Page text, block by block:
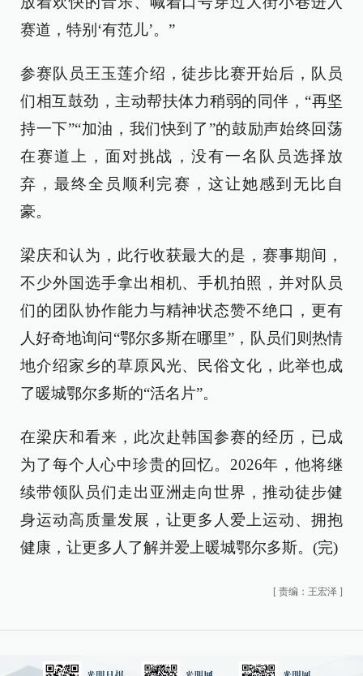
赛道，特别‘有范儿’。”
参赛队员王玉莲介绍，徒步比赛开始后，队员
们相互鼓劲，主动帮扶体力稍弱的同伴，“再坚
持一下”“加油，我们快到了”的鼓励声始终回荡
在赛道上，面对挑战，没有一名队员选择放
弃，最终全员顺利完赛，这让她感到无比自
豪。
梁庆和认为，此行收获最大的是，赛事期间，
不少外国选手拿出相机、手机拍照，并对队员
们的团队协作能力与精神状态赞不绝口，更有
人好奇地询问“鄂尔多斯在哪里”，队员们则热情
地介绍家乡的草原风光、民俗文化，此举也成
了暖城鄂尔多斯的“活名片”。
在梁庆和看来，此次赴韩国参赛的经历，已成
为了每个人心中珍贵的回忆。2026年，他将继
续带领队员们走出亚洲走向世界，推动徒步健
身运动高质量发展，让更多人爱上运动、拥抱
健康，让更多人了解并爱上暖城鄂尔多斯。(完)
[ 责编：王宏泽 ]